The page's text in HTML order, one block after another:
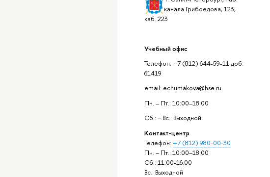
канала Грибоедова, 123,
каб. 223
Учебный офис
Телефон: +7 (812) 644-59-11 доб.
61419
email: echumakova@hse.ru
Пн. – Пт.: 10:00–18:00
Сб.: – Вс.: Выходной
Контакт-центр
Телефон: +7 (812) 980-00-30
Пн. – Пт.: 10:00–18:00
Сб.: 11:00-16:00
Вс.: Выходной